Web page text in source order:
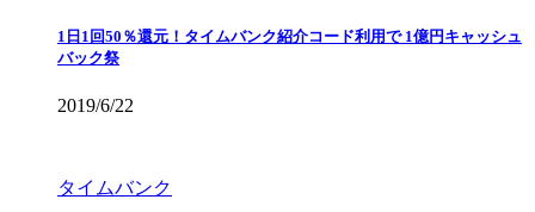
1日1回50％還元！タイムバンク紹介コード利用で 1億円キャッシュ
バック祭
2019/6/22
タイムバンク